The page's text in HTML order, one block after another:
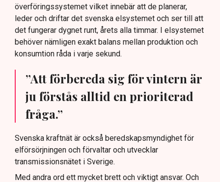
överföringssystemet vilket innebär att de planerar,
leder och driftar det svenska elsystemet och ser till att
det fungerar dygnet runt, årets alla timmar. I elsystemet
behöver nämligen exakt balans mellan produktion och
konsumtion råda i varje sekund.
”Att förbereda sig för vintern är
ju förstås alltid en prioriterad
fråga.”
Svenska kraftnät är också beredskapsmyndighet för
elförsörjningen och förvaltar och utvecklar
transmissionsnätet i Sverige.
Med andra ord ett mycket brett och viktigt ansvar. Och